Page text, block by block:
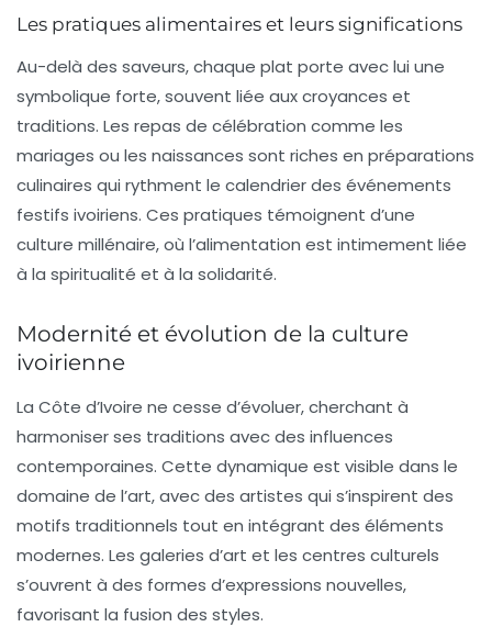
Les pratiques alimentaires et leurs significations
Au-delà des saveurs, chaque plat porte avec lui une
symbolique forte, souvent liée aux croyances et
traditions. Les repas de célébration comme les
mariages ou les naissances sont riches en préparations
culinaires qui rythment le calendrier des événements
festifs ivoiriens. Ces pratiques témoignent d’une
culture millénaire, où l’alimentation est intimement liée
à la spiritualité et à la solidarité.
Modernité et évolution de la culture
ivoirienne
La Côte d’Ivoire ne cesse d’évoluer, cherchant à
harmoniser ses traditions avec des influences
contemporaines. Cette dynamique est visible dans le
domaine de l’art, avec des artistes qui s’inspirent des
motifs traditionnels tout en intégrant des éléments
modernes. Les galeries d’art et les centres culturels
s’ouvrent à des formes d’expressions nouvelles,
favorisant la fusion des styles.